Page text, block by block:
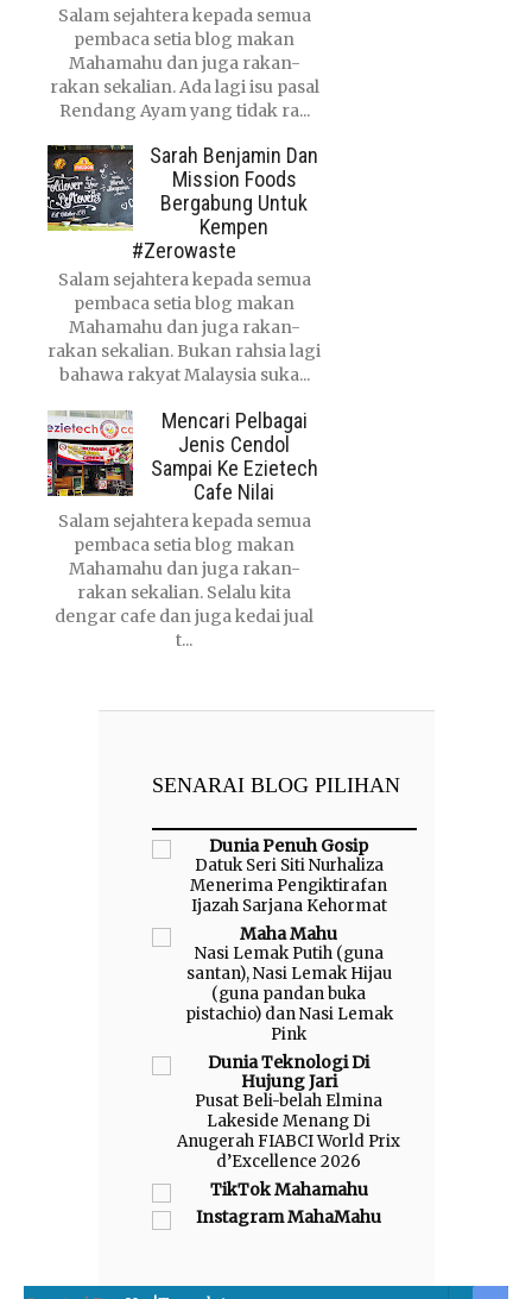
Salam sejahtera kepada semua
pembaca setia blog makan
Mahamahu dan juga rakan-
rakan sekalian. Ada lagi isu pasal
Rendang Ayam yang tidak ra...
Sarah Benjamin Dan
Mission Foods
Bergabung Untuk
Kempen
#Zerowaste
Salam sejahtera kepada semua
pembaca setia blog makan
Mahamahu dan juga rakan-
rakan sekalian. Bukan rahsia lagi
bahawa rakyat Malaysia suka...
Mencari Pelbagai
Jenis Cendol
Sampai Ke Ezietech
Cafe Nilai
Salam sejahtera kepada semua
pembaca setia blog makan
Mahamahu dan juga rakan-
rakan sekalian. Selalu kita
dengar cafe dan juga kedai jual
t...
SENARAI BLOG PILIHAN
Dunia Penuh Gosip
Datuk Seri Siti Nurhaliza
Menerima Pengiktirafan
Ijazah Sarjana Kehormat
Maha Mahu
Nasi Lemak Putih (guna
santan), Nasi Lemak Hijau
(guna pandan buka
pistachio) dan Nasi Lemak
Pink
Dunia Teknologi Di
Hujung Jari
Pusat Beli-belah Elmina
Lakeside Menang Di
Anugerah FIABCI World Prix
d’Excellence 2026
TikTok Mahamahu
Instagram MahaMahu